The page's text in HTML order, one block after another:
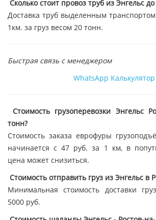
Сколько стоит провоз труб из Энгельс
Доставка труб выделенным
1км. за груз весом 20 тонн.
Быстрая связь с менеджером
WhatsApp Калькулятор
Стоимость грузоперевозки Энгельс
тонн?
Стоимость заказа еврофуры
начинается с 47 руб. за 1 км, в
цена может снизиться.
Стоимость отправить груз из Энгельс в
Минимальная стоимость доставки
5000 руб.